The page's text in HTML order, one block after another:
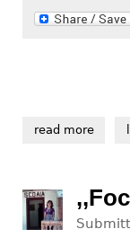
read more